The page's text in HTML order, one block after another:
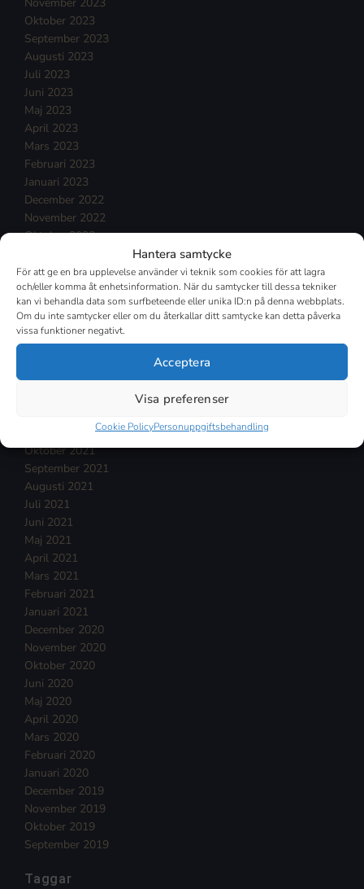
Hantera samtycke
För att ge en bra upplevelse använder vi teknik som cookies för att lagra
och/eller komma åt enhetsinformation. När du samtycker till dessa tekniker
kan vi behandla data som surfbeteende eller unika ID:n på denna webbplats.
Om du inte samtycker eller om du återkallar ditt samtycke kan detta påverka
vissa funktioner negativt.
Acceptera
Visa preferenser
Cookie PolicyPersonuppgiftsbehandling
November 2023
Oktober 2023
September 2023
Augusti 2023
Juli 2023
Juni 2023
Maj 2023
April 2023
Mars 2023
Februari 2023
Januari 2023
December 2022
November 2022
Oktober 2022
Augusti 2022
Juli 2022
Juni 2022
Maj 2022
April 2022
Februari 2022
November 2021
Oktober 2021
September 2021
Augusti 2021
Juli 2021
Juni 2021
Maj 2021
April 2021
Mars 2021
Februari 2021
Januari 2021
December 2020
November 2020
Oktober 2020
Juni 2020
Maj 2020
April 2020
Mars 2020
Februari 2020
Januari 2020
December 2019
November 2019
Oktober 2019
September 2019
Taggar